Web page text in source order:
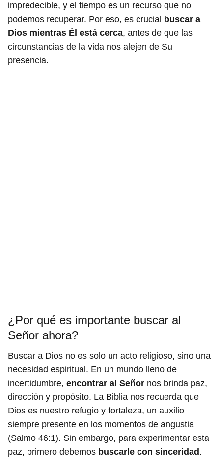
impredecible, y el tiempo es un recurso que no
podemos recuperar. Por eso, es crucial buscar a
Dios mientras Él está cerca, antes de que las
circunstancias de la vida nos alejen de Su
presencia.
¿Por qué es importante buscar al
Señor ahora?
Buscar a Dios no es solo un acto religioso, sino una
necesidad espiritual. En un mundo lleno de
incertidumbre, encontrar al Señor nos brinda paz,
dirección y propósito. La Biblia nos recuerda que
Dios es nuestro refugio y fortaleza, un auxilio
siempre presente en los momentos de angustia
(Salmo 46:1). Sin embargo, para experimentar esta
paz, primero debemos buscarle con sinceridad .